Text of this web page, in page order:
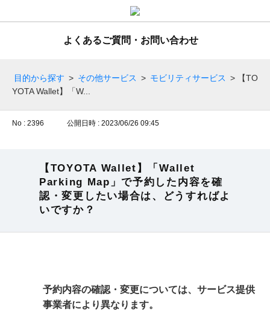
よくあるご質問・お問い合わせ
目的から探す > その他サービス > モビリティサービス >
【TO
YOTA Wallet】「W...
No : 2396 公開日時 : 2023/06/26 09:45
【TOYOTA Wallet】「Wallet
Parking Map」で予約した内容を確
認・変更したい場合は、どうすればよ
いですか？
予約内容の確認・変更については、サービス提供
事業者により異なります。